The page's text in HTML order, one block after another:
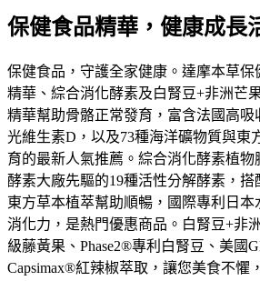
保健食品精華，健康成長
保健食品，守護全家健康。達摩本草
精華、綜合消化酵素及白腎豆+非洲芒
精華幫助骨骼正常發育，富含法國高
光維生素D，以及73種海洋礦物質與東
育的最新人氣推薦。綜合消化酵素植物
酵素大廠先驅的19種活性分解酵素，搭
東方草本植萃幫助順暢，國際專利日
消化力，是熱門優惠商品。白腎豆+非
級藤黃果、Phase2®專利白腎豆、美國
Capsimax®紅辣椒萃取，讓您美食不懼